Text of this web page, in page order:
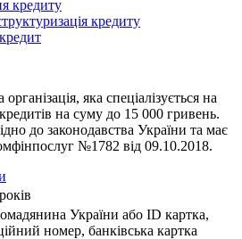
кредиту
кредиту
яка спеціалізується на
на суму до 15 000 гривень.
до законодавства України та має
№1782 від 09.10.2018.
України або ID картка,
номер, банківська картка